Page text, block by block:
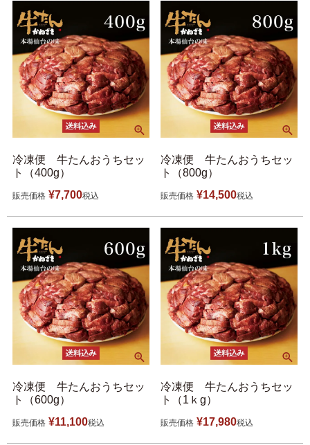
冷凍便 牛たんおうちセッ
ト（400g）
販売価格 ¥7,700税込
冷凍便 牛たんおうちセッ
ト（800g）
販売価格 ¥14,500税込
冷凍便 牛たんおうちセッ
ト（600g）
販売価格 ¥11,100税込
冷凍便 牛たんおうちセッ
ト（1ｋg）
販売価格 ¥17,980税込